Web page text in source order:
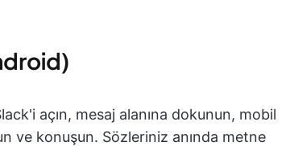
açın, mesaj alanına dokunun, mobil
ve konuşun. Sözleriniz anında metne